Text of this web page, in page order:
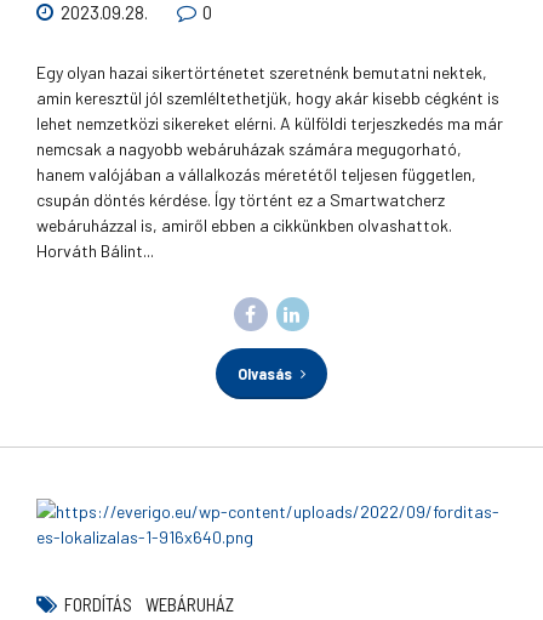
2023.09.28. 0
Egy olyan hazai sikertörténetet szeretnénk bemutatni nektek,
amin keresztül jól szemléltethetjük, hogy akár kisebb cégként is
lehet nemzetközi sikereket elérni. A külföldi terjeszkedés ma már
nemcsak a nagyobb webáruházak számára megugorható,
hanem valójában a vállalkozás méretétől teljesen független,
csupán döntés kérdése. Így történt ez a Smartwatcherz
webáruházzal is, amiről ebben a cikkünkben olvashattok.
Horváth Bálint...
Olvasás
FORDÍTÁS WEBÁRUHÁZ